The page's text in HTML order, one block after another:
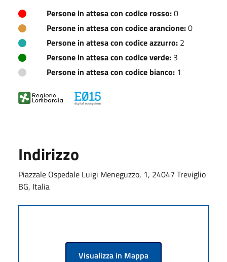
Persone in attesa con codice rosso:0
Persone in attesa con codice arancione:0
Persone in attesa con codice azzurro: 2
Persone in attesa con codice verde: 3
Persone in attesa con codice bianco: 1
Indirizzo
Piazzale Ospedale Luigi Meneguzzo, 1, 24047 Treviglio
BG, Italia
Visualizza in Mappa